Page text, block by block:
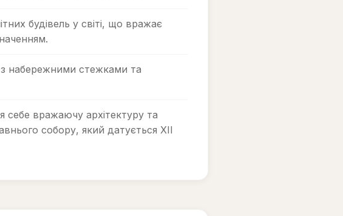
будівель у світі, що вражає
набережними стежками та
себе вражаючу архітектуру та
собору, який датується XII